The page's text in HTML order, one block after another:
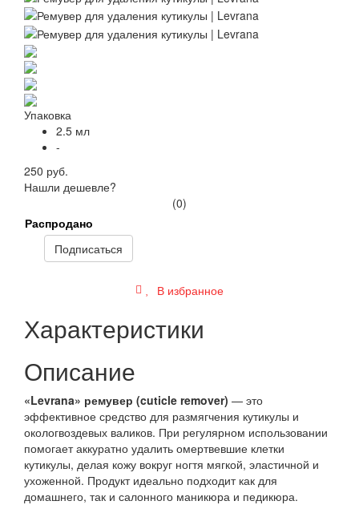
Упаковка
2.5 мл
-
250 руб.
Нашли дешевле?
(0)
Распродано
Подписаться
В избранное
Характеристики
Описание
«Levrana» ремувер (cuticle remover) — это
эффективное средство для размягчения кутикулы и
окологвоздевых валиков. При регулярном использовании
помогает аккуратно удалить омертвевшие клетки
кутикулы, делая кожу вокруг ногтя мягкой, эластичной и
ухоженной. Продукт идеально подходит как для
домашнего, так и салонного маникюра и педикюра.